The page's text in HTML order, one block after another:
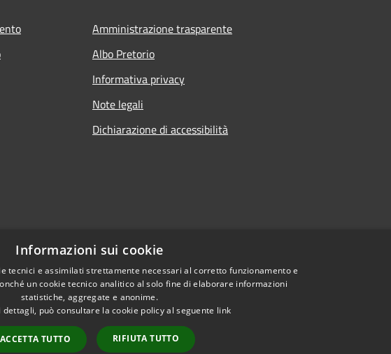
Amministrazione trasparente
Albo Pretorio
Informativa privacy
Note legali
Dichiarazione di accessibilità
Copyright © 2026 • Comune di Fiesso d'Artico • Powered by
Informazioni sui cookie
tecnici e assimilati strettamente necessari al corretto funzionamento e
un cookie tecnico analitico al solo fine di elaborare informazioni
statistiche, aggregate e anonime.
dettagli, può consultare la cookie policy al seguente link
ACCETTA TUTTO RIFIUTA TUTTO